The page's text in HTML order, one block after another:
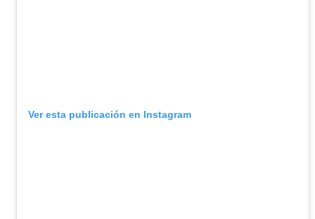
Ver esta publicación en Instagram